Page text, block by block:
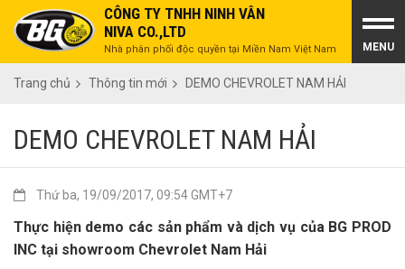
CÔNG TY TNHH NINH VÂN
NIVA CO.,LTD
Nhà phân phối độc quyền tại Miền Nam Việt Nam MENU
Trang chủ Thông tin mới DEMO CHEVROLET NAM HẢI
DEMO CHEVROLET NAM HẢI
Thứ ba, 19/09/2017, 09:54 GMT+7
Thực hiện demo các sản phẩm và dịch vụ của BG PROD
INC tại showroom Chevrolet Nam Hải